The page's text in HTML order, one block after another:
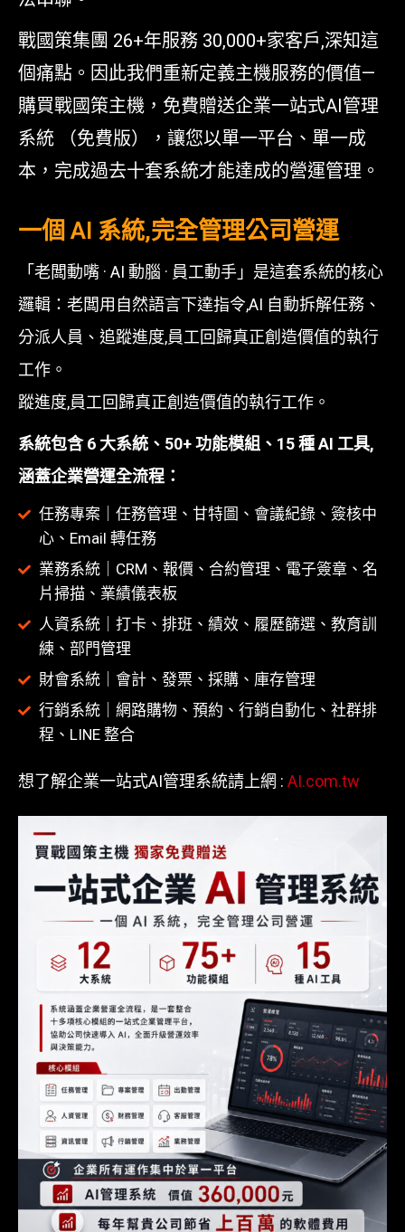
戰國策集團 26+年服務 30,000+家客戶,深知這
個痛點。因此我們重新定義主機服務的價值—
購買戰國策主機，免費贈送企業一站式AI管理
系統 （免費版），讓您以單一平台、單一成
本，完成過去十套系統才能達成的營運管理。
一個 AI 系統,完全管理公司營運
「老闆動嘴 · AI 動腦 · 員工動手」是這套系統的核心
邏輯：老闆用自然語言下達指令,AI 自動拆解任務、
分派人員、追蹤進度,員工回歸真正創造價值的執行
工作。
蹤進度,員工回歸真正創造價值的執行工作。
系統包含 6 大系統、50+ 功能模組、15 種 AI 工具,
涵蓋企業營運全流程：
任務專案｜任務管理、甘特圖、會議紀錄、簽核中
心、Email 轉任務
業務系統｜CRM、報價、合約管理、電子簽章、名
片掃描、業績儀表板
人資系統｜打卡、排班、績效、履歷篩選、教育訓
練、部門管理
財會系統｜會計、發票、採購、庫存管理
行銷系統｜網路購物、預約、行銷自動化、社群排
程、LINE 整合
想了解企業一站式AI管理系統請上網 : AI.com.tw